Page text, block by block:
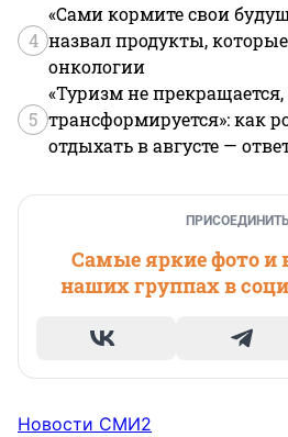
4
«Сами кормите свои
назвал продукты,
онкологии
5
«Туризм не прекращается,
трансформируется»: как
отдыхать в августе —
Самые яркие фото и
наших группах в
Новости СМИ2